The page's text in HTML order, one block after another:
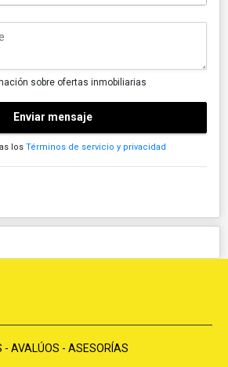
sobre ofertas inmobiliarias
Enviar mensaje
los Términos de servicio y privacidad
- AVALÚOS - ASESORÍAS